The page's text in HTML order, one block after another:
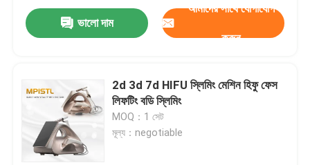
ভালো দাম
আমাদের সাথে যোগাযোগ
করুন
2d 3d 7d HIFU স্লিমিং মেশিন হিফু ফেস
লিফটিং বডি স্লিমিং
MOQ：1 সেট
মূল্য：negotiable